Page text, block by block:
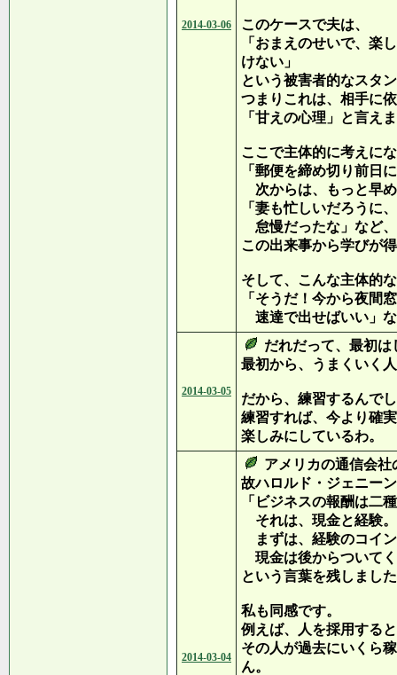
2014-03-06
このケースで夫は、
「おまえのせいで、楽
けない」
という被害者的なスタ
つまりこれは、相手に
「甘えの心理」と言え
ここで主体的に考えに
「郵便を締め切り前日
次からは、もっと早
「妻も忙しいだろうに
怠慢だったな」など
この出来事から学びが
そして、こんな主体的
「そうだ！今から夜間
速達で出せばいい」
2014-03-05
だれだって、最初は
最初から、うまくいく
だから、練習するんで
練習すれば、今より確
楽しみにしているわ。
2014-03-04
アメリカの通信会
故ハロルド・ジェニー
「ビジネスの報酬は二
それは、現金と経験。
まずは、経験のコイ
現金は後からついて
という言葉を残しまし
私も同感です。
例えば、人を採用する
その人が過去にいくら
ん。